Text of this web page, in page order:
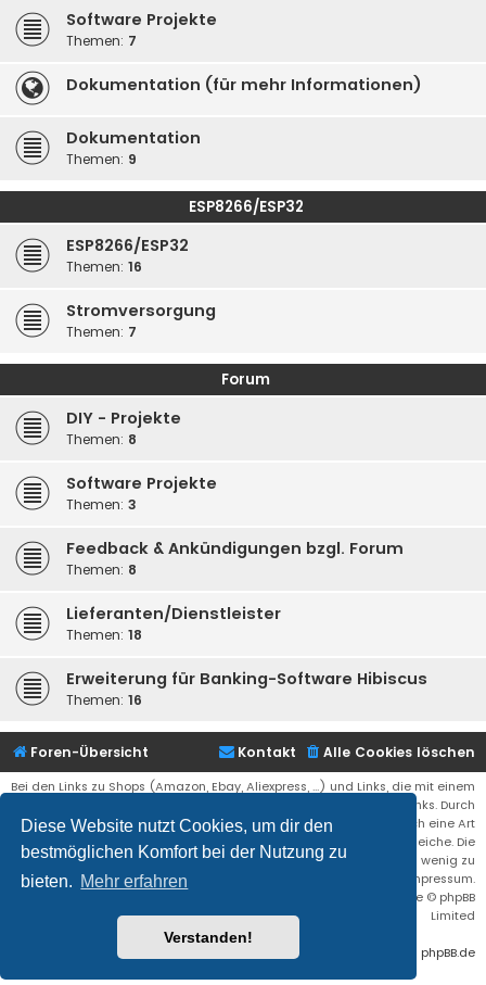
Diese Website nutzt Cookies, um dir den
bestmöglichen Komfort bei der Nutzung zu
bieten. Mehr erfahren
Verstanden!
Software Projekte
Themen: 7
Dokumentation (für mehr Informationen)
Dokumentation
Themen: 9
ESP8266/ESP32
ESP8266/ESP32
Themen: 16
Stromversorgung
Themen: 7
Forum
DIY - Projekte
Themen: 8
Software Projekte
Themen: 3
Feedback & Ankündigungen bzgl. Forum
Themen: 8
Lieferanten/Dienstleister
Themen: 18
Erweiterung für Banking-Software Hibiscus
Themen: 16
Foren-Übersicht Alle Cookies löschen
Kontakt
Bei den Links zu Shops (Amazon, Ebay, Aliexpress, ...) und Links, die mit einem
Stern (*) markiert sind, kann es sich um sogenannte Affiliate Links. Durch
den Kauf eines Produktes über einen Affiliate Link erhälte ich eine Art
Umsatzbeteiligung gutgeschrieben. Für euch bleibt der Preis der gleiche. Die
Einnahmen helfen die Hostgebühren für diese Webseite ein wenig zu
reduzieren. Siehe auch das Impressum.
® Forum Software © phpBB
Limited
Deutsche Übersetzung durch phpBB.de